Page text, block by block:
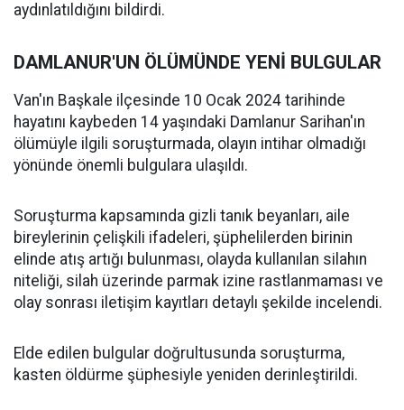
aydınlatıldığını bildirdi.
DAMLANUR'UN ÖLÜMÜNDE YENİ BULGULAR
Van'ın Başkale ilçesinde 10 Ocak 2024 tarihinde
hayatını kaybeden 14 yaşındaki Damlanur Sarihan'ın
ölümüyle ilgili soruşturmada, olayın intihar olmadığı
yönünde önemli bulgulara ulaşıldı.
Soruşturma kapsamında gizli tanık beyanları, aile
bireylerinin çelişkili ifadeleri, şüphelilerden birinin
elinde atış artığı bulunması, olayda kullanılan silahın
niteliği, silah üzerinde parmak izine rastlanmaması ve
olay sonrası iletişim kayıtları detaylı şekilde incelendi.
Elde edilen bulgular doğrultusunda soruşturma,
kasten öldürme şüphesiyle yeniden derinleştirildi.